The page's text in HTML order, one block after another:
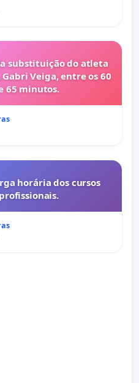
substituição do atleta
Gabri Veiga, entre os 60
65 minutos.
horária dos cursos
profissionais.